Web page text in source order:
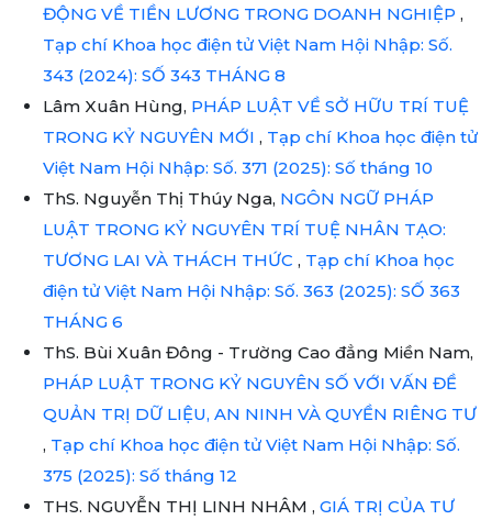
ĐỘNG VỀ TIỀN LƯƠNG TRONG DOANH NGHIỆP ,
Tạp chí Khoa học điện tử Việt Nam Hội Nhập: Số.
343 (2024): SỐ 343 THÁNG 8
Lâm Xuân Hùng, PHÁP LUẬT VỀ SỞ HỮU TRÍ TUỆ
TRONG KỶ NGUYÊN MỚI , Tạp chí Khoa học điện tử
Việt Nam Hội Nhập: Số. 371 (2025): Số tháng 10
ThS. Nguyễn Thị Thúy Nga, NGÔN NGỮ PHÁP
LUẬT TRONG KỶ NGUYÊN TRÍ TUỆ NHÂN TẠO:
TƯƠNG LAI VÀ THÁCH THỨC , Tạp chí Khoa học
điện tử Việt Nam Hội Nhập: Số. 363 (2025): SỐ 363
THÁNG 6
ThS. Bùi Xuân Đông - Trường Cao đẳng Miền Nam,
PHÁP LUẬT TRONG KỶ NGUYÊN SỐ VỚI VẤN ĐỀ
QUẢN TRỊ DỮ LIỆU, AN NINH VÀ QUYỀN RIÊNG TƯ
, Tạp chí Khoa học điện tử Việt Nam Hội Nhập: Số.
375 (2025): Số tháng 12
THS. NGUYỄN THỊ LINH NHÂM , GIÁ TRỊ CỦA TƯ